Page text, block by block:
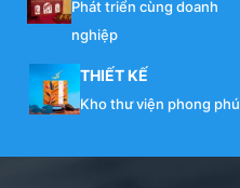
Phát triển cùng doanh
nghiệp
THIẾT KẾ
Kho thư viện phong phú